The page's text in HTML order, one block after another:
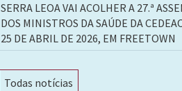
SERRA LEOA VAI ACOLHER A 27.ª
DOS MINISTROS DA SAÚDE DA
25 DE ABRIL DE 2026, EM FREETOWN
Todas notícias